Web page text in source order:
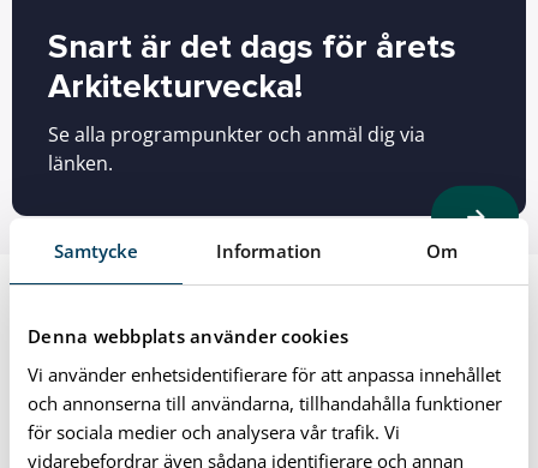
Samtycke Information Om
Denna webbplats använder cookies
Vi använder enhetsidentifierare för att anpassa innehållet
och annonserna till användarna, tillhandahålla funktioner
för sociala medier och analysera vår trafik. Vi
vidarebefordrar även sådana identifierare och annan
Snart är det dags för årets
Arkitekturvecka!
Se alla programpunkter och anmäl dig via
länken.